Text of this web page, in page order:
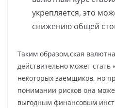
укрепляется, это
снижению общей
Таким образом,ская
действительно может стать
некоторых заемщиков, но
понимании рисков она
выгодным финансовым